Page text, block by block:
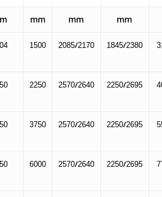
mm mm mm
1500 2085/2170 1845/2380
2250 2570/2640 2250/2695
3750 2570/2640 2250/2695
6000 2570/2640 2250/2695